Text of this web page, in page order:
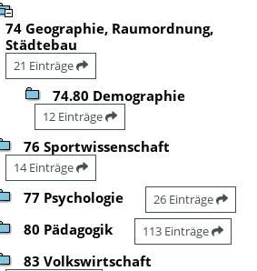
74 Geographie, Raumordnung,
Städtebau
21 Einträge
74.80 Demographie
12 Einträge
76 Sportwissenschaft
14 Einträge
77 Psychologie 26 Einträge
80 Pädagogik 113 Einträge
83 Volkswirtschaft